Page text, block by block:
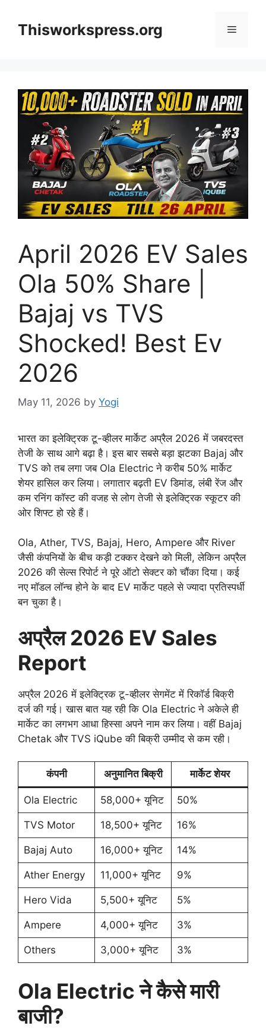
contentThisworkspress.org Menu
April 2026 EV Sales
Ola 50% Share |
Bajaj vs TVS
Shocked! Best Ev
2026
May 11, 2026 by Yogi
भारत का इलेक्ट्रिक टू-व्हीलर मार्केट अप्रैल 2026 में जबरदस्त
तेजी के साथ आगे बढ़ा है। इस बार सबसे बड़ा झटका Bajaj और
TVS को तब लगा जब Ola Electric ने करीब 50% मार्केट
शेयर हासिल कर लिया। लगातार बढ़ती EV डिमांड, लंबी रेंज और
कम रनिंग कॉस्ट की वजह से लोग तेजी से इलेक्ट्रिक स्कूटर की
ओर शिफ्ट हो रहे हैं।
Ola, Ather, TVS, Bajaj, Hero, Ampere और River
जैसी कंपनियों के बीच कड़ी टक्कर देखने को मिली, लेकिन अप्रैल
2026 की सेल्स रिपोर्ट ने पूरे ऑटो सेक्टर को चौंका दिया। कई
नए मॉडल लॉन्च होने के बाद EV मार्केट पहले से ज्यादा प्रतिस्पर्धी
बन चुका है।
अप्रैल 2026 EV Sales
Report
अप्रैल 2026 में इलेक्ट्रिक टू-व्हीलर सेगमेंट में रिकॉर्ड बिक्री
दर्ज की गई। खास बात यह रही कि Ola Electric ने अकेले ही
मार्केट का लगभग आधा हिस्सा अपने नाम कर लिया। वहीं Bajaj
Chetak और TVS iQube की बिक्री उम्मीद से कम रही।
कंपनी अनुमानित बिक्री मार्केट शेयर
Ola Electric 58,000+ यूनिट 50%
TVS Motor 18,500+ यूनिट 16%
Bajaj Auto 16,000+ यूनिट 14%
Ather Energy 11,000+ यूनिट 9%
Hero Vida 5,500+ यूनिट 5%
Ampere 4,000+ यूनिट 3%
Others 3,000+ यूनिट 3%
Ola Electric ने कैसे मारी
बाजी?